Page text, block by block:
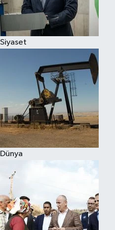
Siyaset
Dünya
Spor
Çocuk
Eğitim
Hava Durumu
Kadın
Kültür Sanat
Sağlık